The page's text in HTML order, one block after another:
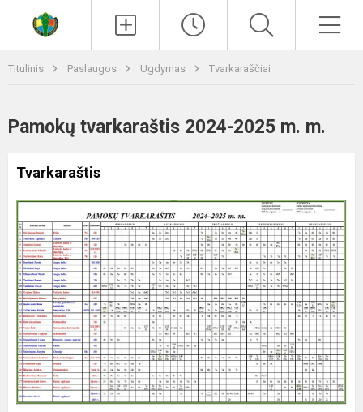
Titulinis Paslaugos Ugdymas Tvarkaraščiai
Pamokų tvarkaraštis 2024-2025 m. m.
Tvarkaraštis